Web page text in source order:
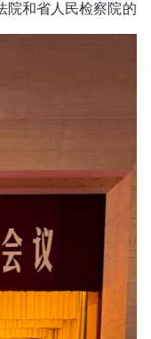
院和省人民检察院的